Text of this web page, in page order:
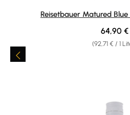
Durchschnittliche Bewertung
Reisetbauer Matured Blue
(92,71 € / 1
64,90 €